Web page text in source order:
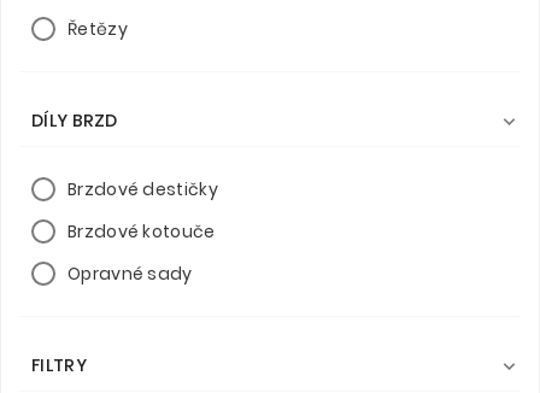
Řetězy
DÍLY BRZD 
Brzdové destičky
Brzdové kotouče
Opravné sady
FILTRY 